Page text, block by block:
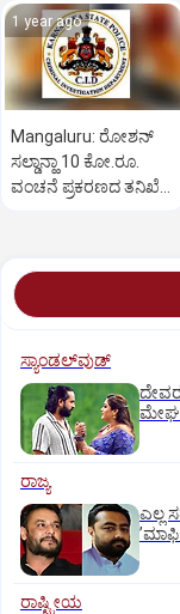
1 year ago
Mangaluru: ರೋಶನ್‌
ಸಲ್ಡಾನ್ಹಾ 10 ಕೋ.ರೂ.
ವಂಚನೆ ಪ್ರಕರಣದ ತನಿಖೆ
ಸ್ಯಾಂಡಲ್‌ವುಡ್‌
ರಾಜ್ಯ
ಎಲ್ಲ
ʼಮಾಫಿ
ರಾಷ್ಟ್ರೀಯ